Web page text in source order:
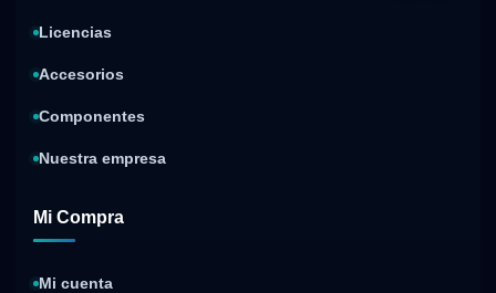
Licencias
Accesorios
Componentes
Nuestra empresa
Mi Compra
Mi cuenta